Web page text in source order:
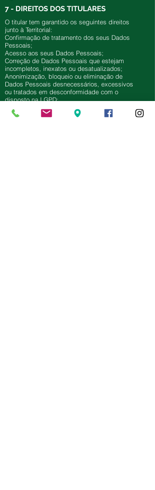
7 - DIREITOS DOS TITULARES
O titular tem garantido os seguintes direitos
junto à Territorial:
Confirmação de tratamento dos seus Dados
Pessoais;
Acesso aos seus Dados Pessoais;
Correção de Dados Pessoais que estejam
incompletos, inexatos ou desatualizados;
Anonimização, bloqueio ou eliminação de
Dados Pessoais desnecessários, excessivos
ou tratados em desconformidade com o
disposto na LGPD;
Portabilidade dos seus Dados Pessoais a outro
fornecedor de serviço ou produto, observados